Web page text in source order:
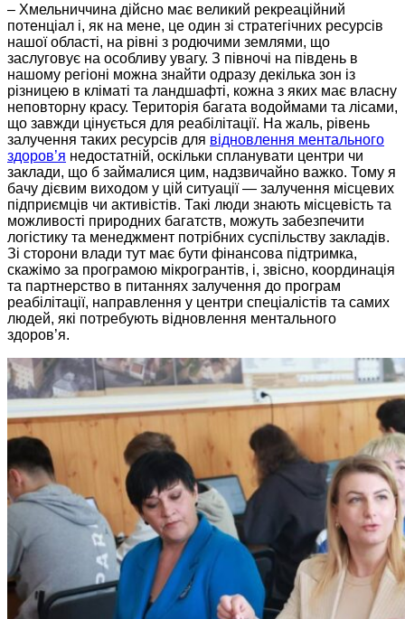
– Хмельниччина дійсно має великий рекреаційний
потенціал і, як на мене, це один зі стратегічних ресурсів
нашої області, на рівні з родючими землями, що
заслуговує на особливу увагу. З півночі на південь в
нашому регіоні можна знайти одразу декілька зон із
різницею в кліматі та ландшафті, кожна з яких має власну
неповторну красу. Територія багата водоймами та лісами,
що завжди цінується для реабілітації. На жаль, рівень
залучення таких ресурсів для відновлення ментального
здоров’я недостатній, оскільки спланувати центри чи
заклади, що б займалися цим, надзвичайно важко. Тому я
бачу дієвим виходом у цій ситуації — залучення місцевих
підприємців чи активістів. Такі люди знають місцевість та
можливості природних багатств, можуть забезпечити
логістику та менеджмент потрібних суспільству закладів.
Зі сторони влади тут має бути фінансова підтримка,
скажімо за програмою мікрогрантів, і, звісно, координація
та партнерство в питаннях залучення до програм
реабілітації, направлення у центри спеціалістів та самих
людей, які потребують відновлення ментального
здоров’я.